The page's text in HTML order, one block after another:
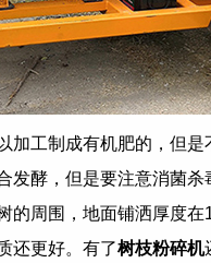
加工制成有机肥的，但
发酵，但是要注意消菌
的周围，地面铺洒厚度
还更好。有了树枝粉碎机